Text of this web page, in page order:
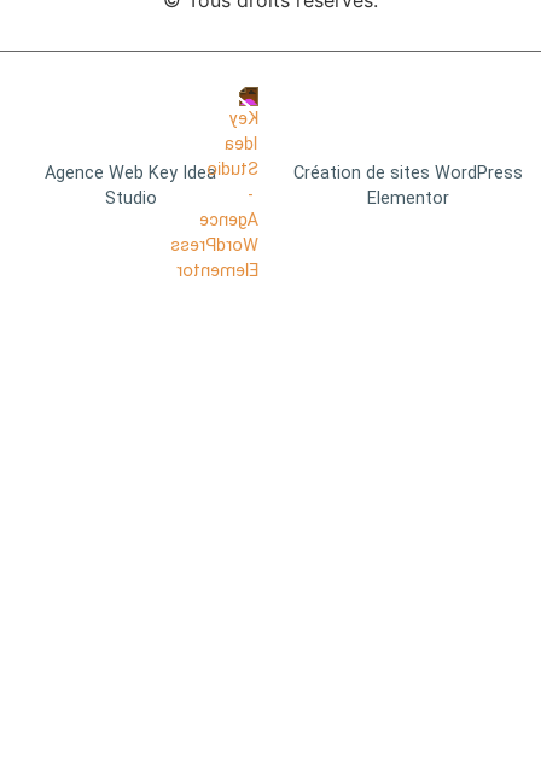
Agence Web Key Idea
Studio
Création de sites WordPress
Elementor